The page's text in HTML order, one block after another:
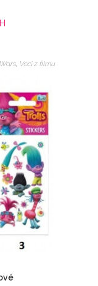
, Veci z filmu